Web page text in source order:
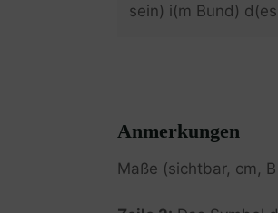
sein) i(m Bund)
Anmerkungen
Maße (sichtbar, cm,